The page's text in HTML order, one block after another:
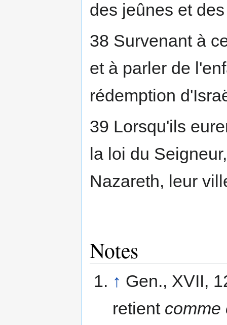
des jeûnes et
38 Survenant à
et à parler de
rédemption
39 Lorsqu'ils
la loi du
Nazareth, leur
Notes
↑ Gen., XVII,
retient comme